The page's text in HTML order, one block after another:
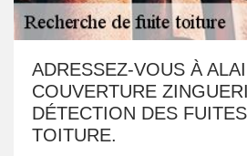
ADRESSEZ-VOUS À
COUVERTURE
DÉTECTION DES
TOITURE.